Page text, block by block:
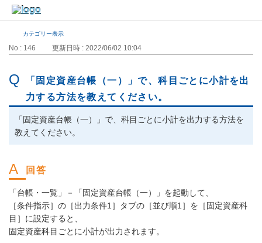
カテゴリー表示
No : 146 更新日時 : 2022/06/02 10:04
「固定資産台帳（一）」で、科目ごとに小計を出
力する方法を教えてください。
「固定資産台帳（一）」で、科目ごとに小計を出力する方法を
教えてください。
「台帳・一覧」－「固定資産台帳（一）」を起動して、
［条件指示］の［出力条件1］タブの［並び順1］を［固定資産科
目］に設定すると、
固定資産科目ごとに小計が出力されます。